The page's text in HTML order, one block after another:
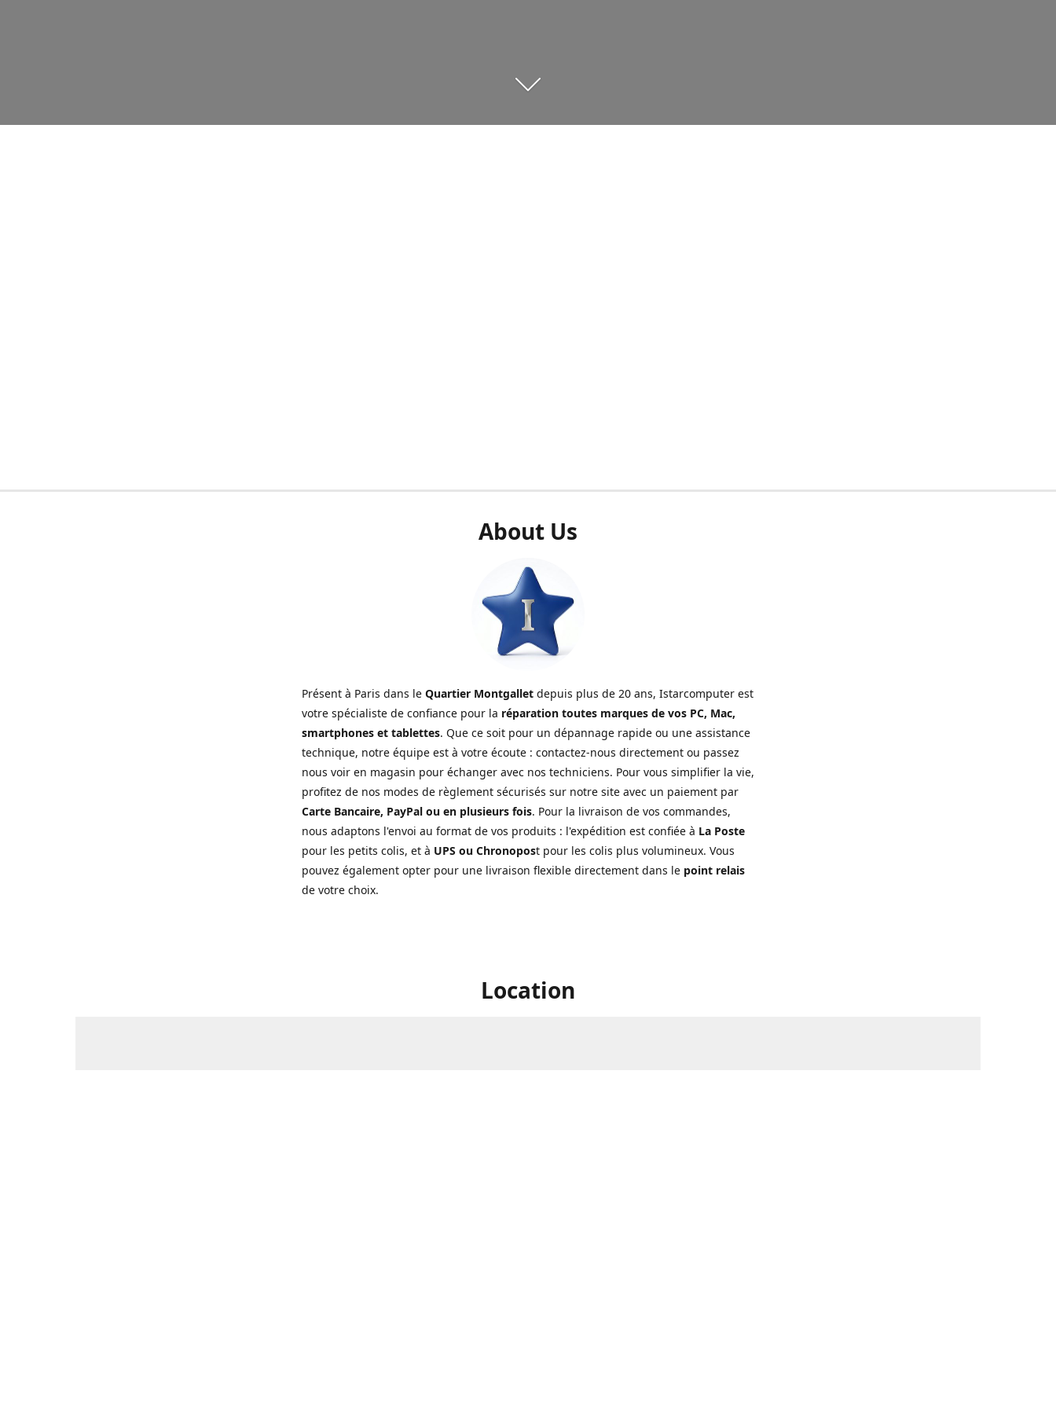
About Us
Présent à Paris dans le Quartier Montgallet depuis plus de 20 ans, Istarcomputer est
votre spécialiste de confiance pour la réparation toutes marques de vos PC, Mac,
smartphones et tablettes. Que ce soit pour un dépannage rapide ou une assistance
technique, notre équipe est à votre écoute : contactez-nous directement ou passez
nous voir en magasin pour échanger avec nos techniciens. Pour vous simplifier la vie,
profitez de nos modes de règlement sécurisés sur notre site avec un paiement par
Carte Bancaire, PayPal ou en plusieurs fois. Pour la livraison de vos commandes,
nous adaptons l'envoi au format de vos produits : l'expédition est confiée à La Poste
pour les petits colis, et à UPS ou Chronopost pour les colis plus volumineux. Vous
pouvez également opter pour une livraison flexible directement dans le point relais
de votre choix.
Location